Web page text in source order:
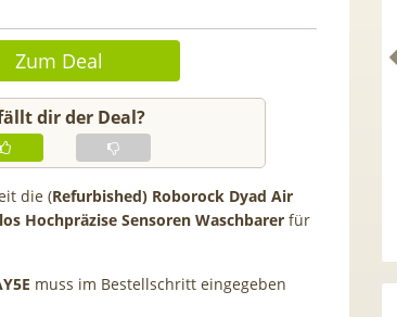
Zum Deal
dir der Deal?
die (Refurbished) Roborock Dyad Air
Hochpräzise Sensoren Waschbarer für
muss im Bestellschritt eingegeben
Samsung
für 169€ +
BONUS
50€ Wechselbonus! 🎉 50GB 5G
| 0,00€ Anschlusskosten |
5,91€